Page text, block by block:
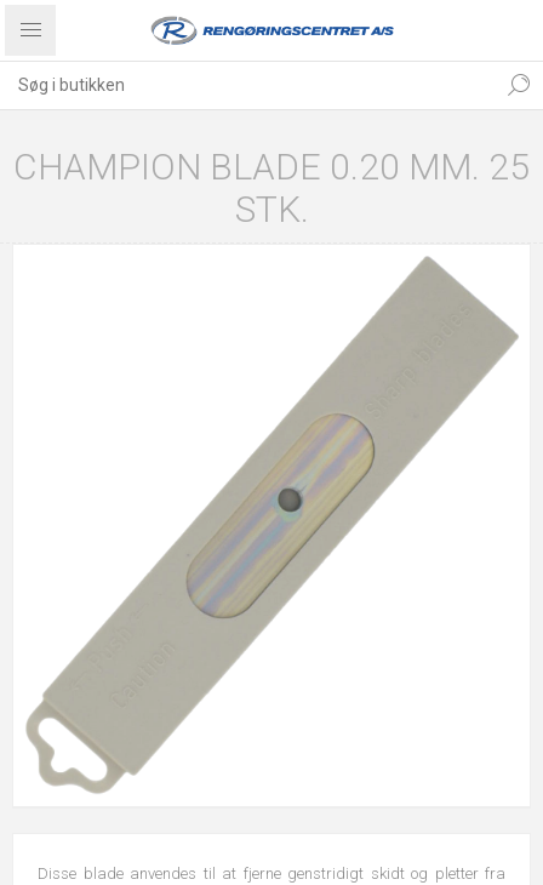
CHAMPION BLADE 0.20 MM. 25
STK.
Disse blade anvendes til at fjerne genstridigt skidt og pletter fra